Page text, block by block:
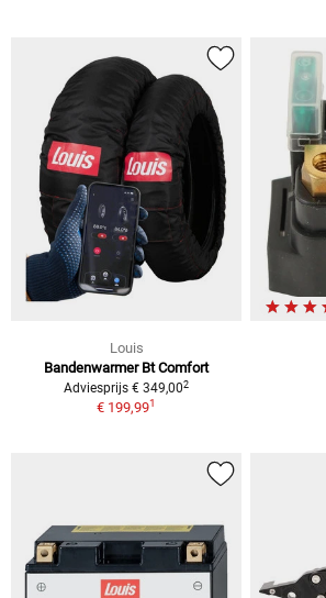
Louis
Bandenwarmer Bt Comfort
Adviesprijs € 349,002
€ 199,991